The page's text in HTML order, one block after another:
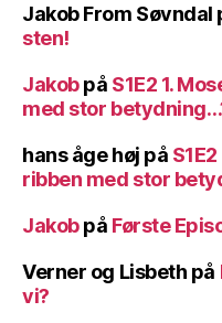
Jakob From Søvndal
sten!
Jakobpå S1E2 1.
med stor
hans åge høj på
ribben med stor
Jakobpå Første
Verner og Lisbeth på
vi?